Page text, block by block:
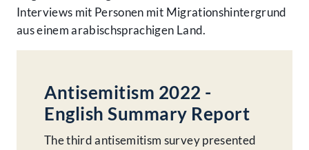
Interviews mit Personen mit Migrationshintergrund
aus einem arabischsprachigen Land.
Antisemitism 2022 -
English Summary Report
The third antisemitism survey presented